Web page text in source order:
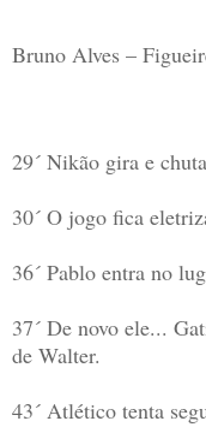
Bruno Alves –
29´ Nikão gira e
30´ O jogo fica
36´ Pablo entra no
37´ De novo ele...
de Walter.
43´ Atlético tenta